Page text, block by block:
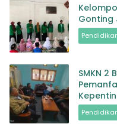
Gonting
SMKN 2